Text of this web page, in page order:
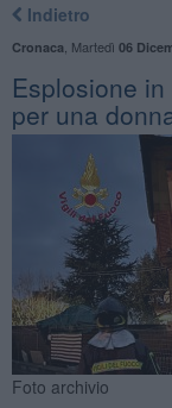
Indietro
Cronaca Martedì 06
Esplosione
per una
Foto archivio